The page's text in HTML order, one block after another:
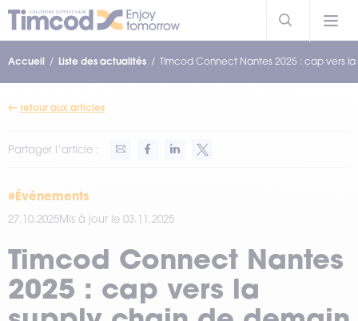
Accueil Liste des actualités Timcod Connect Nantes 2025 : cap vers
retour aux articles
Partager l’article :
#Événements
27.10.2025Mis à jour le 03.11.2025
Timcod Connect Nantes
2025 : cap vers la